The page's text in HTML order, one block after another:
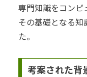
専門知識をコンピ
その基礎となる
た。
考案された背